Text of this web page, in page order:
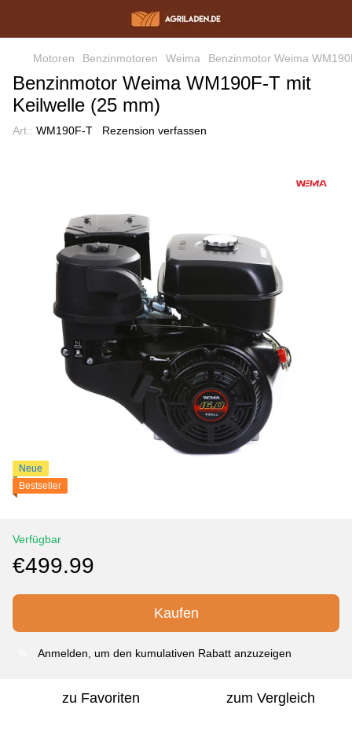
Motoren Benzinmotoren Weima Benzinmotor Weima
Benzinmotor Weima WM190F-T mit
Keilwelle (25 mm)
Art.: WM190F-T Rezension verfassen
Neue
Bestseller
Verfügbar
€499.99
Kaufen
Anmelden , um den kumulativen Rabatt anzuzeigen
zu Favoriten zum Vergleich